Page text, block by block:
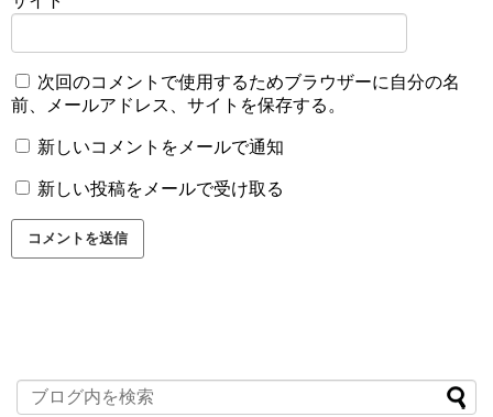
次回のコメントで使用するためブラウザーに自分の名
前、メールアドレス、サイトを保存する。
新しいコメントをメールで通知
新しい投稿をメールで受け取る